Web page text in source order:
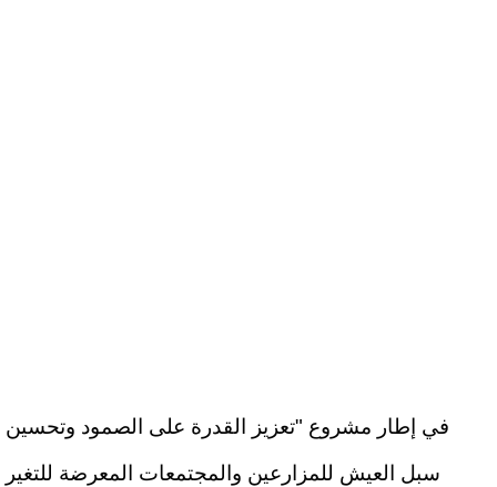
في إطار مشروع "تعزيز القدرة على الصمود وتحسين
سبل العيش للمزارعين والمجتمعات المعرضة للتغير